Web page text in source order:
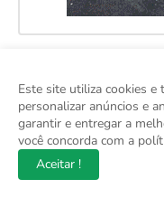
Este site utiliza cookies e
personalizar anúncios e
garantir e entregar a
você concorda com a
Aceitar !